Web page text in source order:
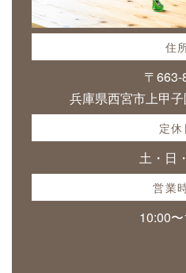
住
〒
兵庫県西宮市上甲
定休
土・日
営業
10:00